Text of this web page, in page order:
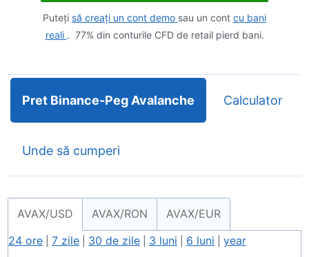
Puteți să creați un cont demo sau un cont cu bani
reali . 77% din conturile CFD de retail pierd bani.
Pret Binance-Peg Avalanche Calculator
Unde să cumperi
AVAX/USD AVAX/RON
AVAX/EUR
24 ore
7 zile 30 de zile 3 luni 6 luni year